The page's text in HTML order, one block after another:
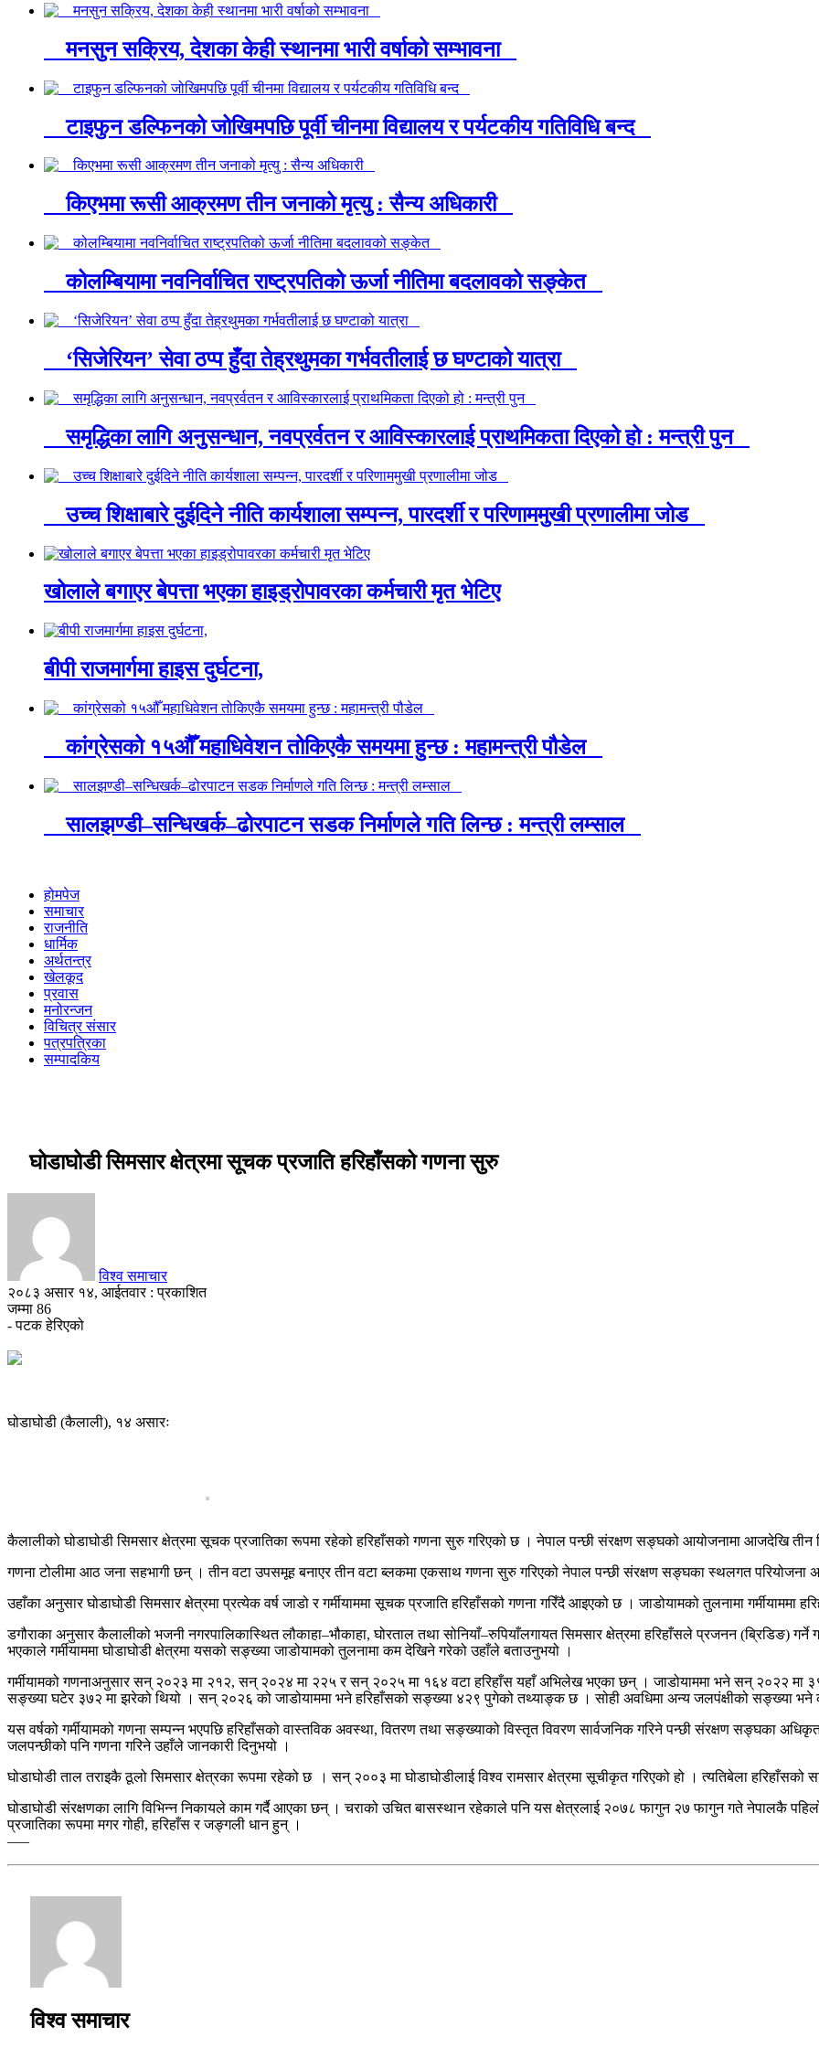
मनसुन सक्रिय, देशका केही स्थानमा भारी वर्षाको सम्भावना
टाइफुन डल्फिनको जोखिमपछि पूर्वी चीनमा विद्यालय र पर्यटकीय गतिविधि बन्द
किएभमा रूसी आक्रमण तीन जनाको मृत्यु : सैन्य अधिकारी
कोलम्बियामा नवनिर्वाचित राष्ट्रपतिको ऊर्जा नीतिमा बदलावको सङ्केत
‘सिजेरियन’ सेवा ठप्प हुँदा तेह्रथुमका गर्भवतीलाई छ घण्टाको यात्रा
समृद्धिका लागि अनुसन्धान, नवप्रर्वतन र आविस्कारलाई प्राथमिकता दिएको हो : मन्त्री पुन
उच्च शिक्षाबारे दुईदिने नीति कार्यशाला सम्पन्न, पारदर्शी र परिणाममुखी प्रणालीमा जोड
खोलाले बगाएर बेपत्ता भएका हाइड्रोपावरका कर्मचारी मृत भेटिए
बीपी राजमार्गमा हाइस दुर्घटना,
कांग्रेसको १५औँ महाधिवेशन तोकिएकै समयमा हुन्छ : महामन्त्री पौडेल
सालझण्डी–सन्धिखर्क–ढोरपाटन सडक निर्माणले गति लिन्छ : मन्त्री लम्साल
होमपेज
समाचार
राजनीति
धार्मिक
अर्थतन्त्र
खेलकूद
प्रवास
मनोरन्जन
विचित्र संसार
पत्रपत्रिका
सम्पादकिय
घोडाघोडी सिमसार क्षेत्रमा सूचक प्रजाति हरिहाँसको गणना सुरु
विश्व समाचार
२०८३ असार १४, आईतवार : प्रकाशित
जम्मा 86
- पटक हेरिएको
घोडाघोडी (कैलाली), १४ असारः
कैलालीको घोडाघोडी सिमसार क्षेत्रमा सूचक प्रजातिका रूपमा रहेको हरिहाँसको गणना सुरु गरिएको छ । नेपाल पन्छी संरक्षण सङ्घको आयोजनामा आजदेखि तीन
गणना टोलीमा आठ जना सहभागी छन् । तीन वटा उपसमूह बनाएर तीन वटा ब्लकमा एकसाथ गणना सुरु गरिएको नेपाल पन्छी संरक्षण सङ्घका स्थलगत परियोजना
उहाँका अनुसार घोडाघोडी सिमसार क्षेत्रमा प्रत्येक वर्ष जाडो र गर्मीयाममा सूचक प्रजाति हरिहाँसको गणना गरिँदै आइएको छ । जाडोयामको तुलनामा
डगौराका अनुसार कैलालीको भजनी नगरपालिकास्थित लौकाहा–भौकाहा, घोरताल तथा सोनियाँ–रुपियाँलगायत सिमसार क्षेत्रमा हरिहाँसले प्रजनन (ब्रिडिङ)
भएकाले गर्मीयाममा घोडाघोडी क्षेत्रमा यसको सङ्ख्या जाडोयामको तुलनामा कम देखिने गरेको उहाँले बताउनुभयो ।
गर्मीयामको गणनाअनुसार सन् २०२३ मा २१२, सन् २०२४ मा २२५ र सन् २०२५ मा १६४ वटा हरिहाँस यहाँ अभिलेख भएका छन् । जाडोयाममा भने सन् २०२२
सङ्ख्या घटेर ३७२ मा झरेको थियो । सन् २०२६ को जाडोयाममा भने हरिहाँसको सङ्ख्या ४२९ पुगेको तथ्याङ्क छ । सोही अवधिमा अन्य जलपंक्षीको सङ्ख्या
यस वर्षको गर्मीयामको गणना सम्पन्न भएपछि हरिहाँसको वास्तविक अवस्था, वितरण तथा सङ्ख्याको विस्तृत विवरण सार्वजनिक गरिने पन्छी संरक्षण सङ्घका
जलपन्छीको पनि गणना गरिने उहाँले जानकारी दिनुभयो ।
घोडाघोडी ताल तराइकै ठूलो सिमसार क्षेत्रका रूपमा रहेको छ । सन् २००३ मा घोडाघोडीलाई विश्व रामसार क्षेत्रमा सूचीकृत गरिएको हो । त्यतिबेला
घोडाघोडी संरक्षणका लागि विभिन्न निकायले काम गर्दै आएका छन् । चराको उचित बासस्थान रहेकाले पनि यस क्षेत्रलाई २०७८ फागुन २७ फागुन गते नेपालकै
प्रजातिका रूपमा मगर गोही, हरिहाँस र जङ्गली धान हुन् ।
–––
विश्व समाचार